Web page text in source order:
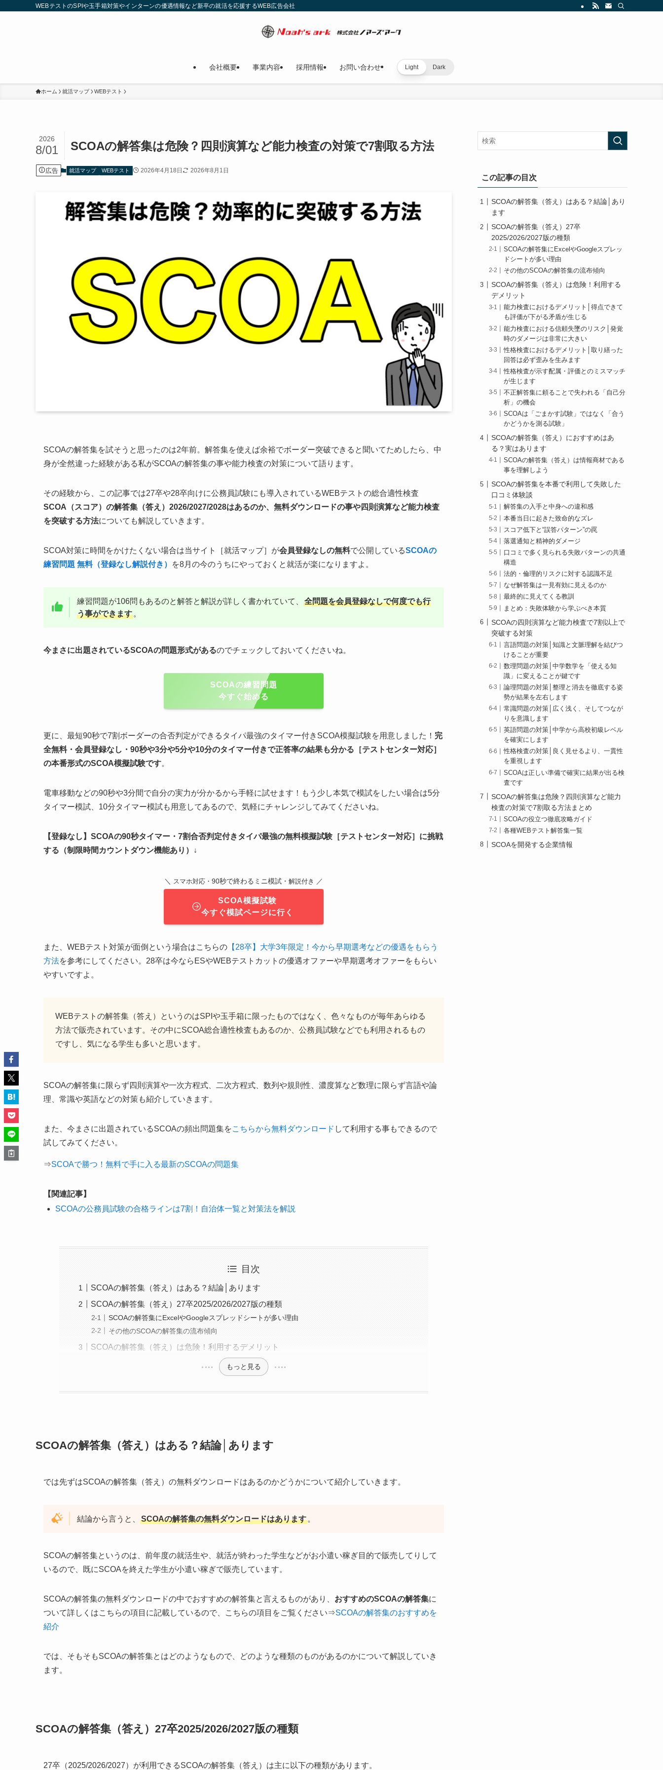
WEBテストのSPIや玉手箱対策やインターンの優遇情報など新卒の就活を応援するWEB広告会社
会社概要 事業内容 採用情報 お問い合わせ Light Dark
ホーム 就活マップ WEBテスト
SCOAの解答集は危険？四則演算など能力検査の対策で7割取る方法
2026
8/01
広告 就活マップ WEBテスト 2026年4月18日 2026年8月1日
SCOAの解答集を試そうと思ったのは2年前。解答集を使えば余裕でボーダー突破できると聞いてためしたら、中
身が全然違った経験がある私がSCOAの解答集の事や能力検査の対策について語ります。
その経験から、この記事では27卒や28卒向けに公務員試験にも導入されているWEBテストの総合適性検査
SCOA（スコア）の解答集（答え）2026/2027/2028はあるのか、無料ダウンロードの事や四則演算など能力検査
を突破する方法についても解説していきます。
SCOA対策に時間をかけたくない場合は当サイト［就活マップ］が会員登録なしの無料で公開しているSCOAの
練習問題 無料（登録なし解説付き）
を8月の今のうちにやっておくと就活が楽になりますよ。
練習問題が106問もあるのと解答と解説が詳しく書かれていて、
全問題を会員登録なしで何度でも行
う事ができます 。
今まさに出題されているSCOAの問題形式があるのでチェックしておいてくださいね。
SCOAの練習問題
今すぐ始める
更に、最短90秒で7割ボーダーの合否判定ができるタイパ最強のタイマー付きSCOA模擬試験を用意しました！ 完
全無料・会員登録なし・90秒や3分や5分や10分のタイマー付きで正答率の結果も分かる ［テストセンター対応］
の本番形式のSCOA模擬試験です。
電車移動などの90秒や3分間で自分の実力が分かるから手軽に試せます！もう少し本気で模試をしたい場合は5分
タイマー模試、10分タイマー模試も用意してあるので、気軽にチャレンジしてみてくださいね。
【登録なし】SCOAの90秒タイマー・7割合否判定付きタイパ最強の無料模擬試験 ［テストセンター対応］ に挑戦
する（制限時間カウントダウン機能あり）↓
＼ スマホ対応・ 90秒で終わるミニ模試・ 解説付き ／
SCOA模擬試験
今すぐ模試ページに行く
また、WEBテスト対策が面倒という場合はこちらの 【28卒】大学3年限定！今から早期選考などの優遇をもらう
方法を参考にしてください。28卒は今ならESやWEBテストカットの優遇オファーや早期選考オファーをもらい
やすいですよ。
WEBテストの解答集（答え）というのはSPIや玉手箱に限ったものではなく、色々なものが毎年あらゆる
方法で販売されています。その中にSCOA総合適性検査もあるのか、公務員試験などでも利用されるもの
ですし、気になる学生も多いと思います。
SCOAの解答集に限らず四則演算や一次方程式、二次方程式、数列や規則性、濃度算など数理に限らず言語や論
理、常識や英語などの対策も紹介していきます。
また、今まさに出題されているSCOAの頻出問題集をこちらから無料ダウンロード して利用する事もできるので
試してみてください。
⇒SCOAで勝つ！無料で手に入る最新のSCOAの問題集
【関連記事】
SCOAの公務員試験の合格ラインは7割！自治体一覧と対策法を解説
目次
SCOAの解答集（答え）はある？結論│あります
SCOAの解答集（答え）27卒2025/2026/2027版の種類
SCOAの解答集にExcelやGoogleスプレッドシートが多い理由
その他のSCOAの解答集の流布傾向
SCOAの解答集（答え）は危険！利用するデメリット
もっと見る
SCOAの解答集（答え）はある？結論│あります
では先ずはSCOAの解答集（答え）の無料ダウンロードはあるのかどうかについて紹介していきます。
結論から言うと、 SCOAの解答集の無料ダウンロードはあります 。
SCOAの解答集というのは、前年度の就活生や、就活が終わった学生などがお小遣い稼ぎ目的で販売してりして
いるので、既にSCOAを終えた学生が小遣い稼ぎで販売しています。
SCOAの解答集の無料ダウンロードの中でおすすめの解答集と言えるものがあり、 おすすめのSCOAの解答集に
ついて詳しくはこちらの項目に記載しているので、こちらの項目をご覧ください⇒SCOAの解答集のおすすめを
紹介
では、そもそもSCOAの解答集とはどのようなもので、どのような種類のものがあるのかについて解説していき
ます。
SCOAの解答集（答え）27卒2025/2026/2027版の種類
27卒（2025/2026/2027）が利用できるSCOAの解答集（答え）は主に以下の種類があります。
この記事の目次
SCOAの解答集（答え）はある？結論│あり
ます
SCOAの解答集（答え）27卒
2025/2026/2027版の種類
SCOAの解答集にExcelやGoogleスプレッ
ドシートが多い理由
その他のSCOAの解答集の流布傾向
SCOAの解答集（答え）は危険！利用する
デメリット
能力検査におけるデメリット│得点できて
も評価が下がる矛盾が生じる
能力検査における信頼失墜のリスク│発覚
時のダメージは非常に大きい
性格検査におけるデメリット│取り繕った
回答は必ず歪みを生みます
性格検査が示す配属・評価とのミスマッチ
が生じます
不正解答集に頼ることで失われる「自己分
析」の機会
SCOAは「ごまかす試験」ではなく「合う
かどうかを測る試験」
SCOAの解答集（答え）におすすめはあ
る？実はあります
SCOAの解答集（答え）は情報商材である
事を理解しよう
SCOAの解答集を本番で利用して失敗した
口コミ体験談
解答集の入手と中身への違和感
本番当日に起きた致命的なズレ
スコア低下と“誤答パターン”の罠
落選通知と精神的ダメージ
口コミで多く見られる失敗パターンの共通
構造
法的・倫理的リスクに対する認識不足
なぜ解答集は一見有効に見えるのか
最終的に見えてくる教訓
まとめ：失敗体験から学ぶべき本質
SCOAの四則演算など能力検査で7割以上で
突破する対策
言語問題の対策│知識と文脈理解を結びつ
けることが重要
数理問題の対策│中学数学を「使える知
識」に変えることが鍵です
論理問題の対策│整理と消去を徹底する姿
勢が結果を左右します
常識問題の対策│広く浅く、そしてつなが
りを意識します
英語問題の対策│中学から高校初級レベル
を確実にします
性格検査の対策│良く見せるより、一貫性
を重視します
SCOAは正しい準備で確実に結果が出る検
査です
SCOAの解答集は危険？四則演算など能力
検査の対策で7割取る方法まとめ
SCOAの役立つ徹底攻略ガイド
各種WEBテスト解答集一覧
SCOAを開発する企業情報